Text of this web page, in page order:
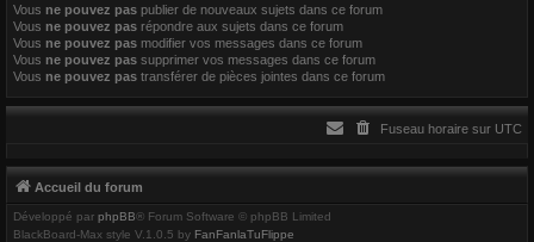
Vous ne pouvez pas publier de nouveaux sujets dans ce forum
Vous ne pouvez pas répondre aux sujets dans ce forum
Vous ne pouvez pas modifier vos messages dans ce forum
Vous ne pouvez pas supprimer vos messages dans ce forum
Vous ne pouvez pas transférer de pièces jointes dans ce forum
Fuseau horaire sur UTC
Accueil du forum
Développé par phpBB® Forum Software © phpBB Limited
BlackBoard-Max style V.1.0.5 by FanFanlaTuFlippe